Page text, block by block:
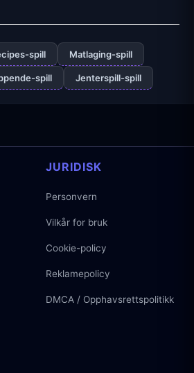
spill Matlaging-spill
spill Jenterspill-spill
JURIDISK
Personvern
Vilkår for bruk
Cookie-policy
Reklamepolicy
DMCA / Opphavsrettspolitikk